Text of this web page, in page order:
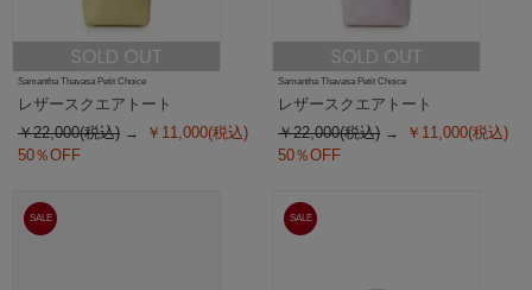
Samantha Thavasa Petit Choice
レザースクエアトート
￥22,000(税込)
￥11,000(税込)
50％OFF
Samantha Thavasa Petit Choice
レザースクエアトート
￥22,000(税込)
￥11,000(税込)
50％OFF
SALE SALE